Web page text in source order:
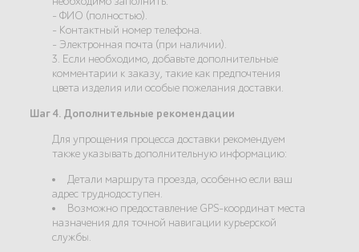
- ФИО (полностью).
- Контактный номер телефона.
- Электронная почта (при наличии).
3. Если необходимо, добавьте дополнительные
комментарии к заказу, такие как предпочтения
цвета изделия или особые пожелания доставки.
Шаг 4. Дополнительные рекомендации
Для упрощения процесса доставки рекомендуем
также указывать дополнительную информацию:
Детали маршрута проезда, особенно если ваш
адрес труднодоступен.
Возможно предоставление GPS-координат места
назначения для точной навигации курьерской
службы.